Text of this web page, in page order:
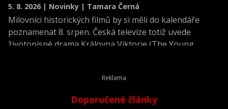
5. 8. 2026 | Novinky | Tamara Černá
Milovníci historických filmů by si měli do kalendáře
poznamenat 8. srpen. Česká televize totiž uvede
životopisné drama Královna Viktorie (The Young
Doporučené články